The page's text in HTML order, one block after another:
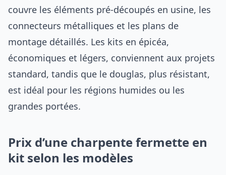
couvre les éléments pré-découpés en usine, les
connecteurs métalliques et les plans de
montage détaillés. Les kits en épicéa,
économiques et légers, conviennent aux projets
standard, tandis que le douglas, plus résistant,
est idéal pour les régions humides ou les
grandes portées.
Prix d’une charpente fermette en
kit selon les modèles